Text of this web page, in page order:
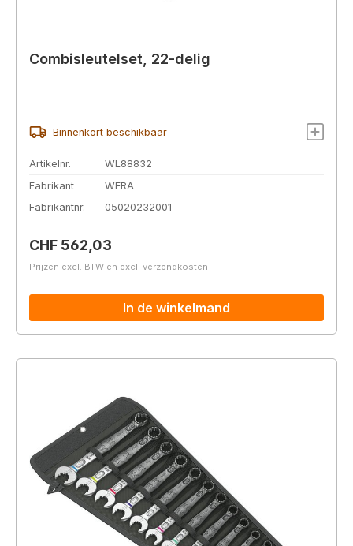
Combisleutelset, 22-delig
Binnenkort beschikbaar
Artikelnr.
WL88832
Fabrikant
WERA
Fabrikantnr.
05020232001
Normale prijs:
CHF 562,03
Prijzen excl. BTW en excl. verzendkosten
In de winkelmand